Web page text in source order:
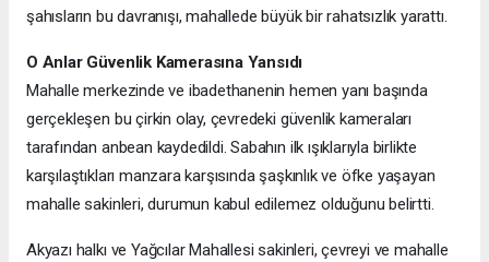
şahısların bu davranışı, mahallede büyük bir rahatsızlık yarattı.
O Anlar Güvenlik Kamerasına Yansıdı
Mahalle merkezinde ve ibadethanenin hemen yanı başında
gerçekleşen bu çirkin olay, çevredeki güvenlik kameraları
tarafından anbean kaydedildi. Sabahın ilk ışıklarıyla birlikte
karşılaştıkları manzara karşısında şaşkınlık ve öfke yaşayan
mahalle sakinleri, durumun kabul edilemez olduğunu belirtti.
Akyazı halkı ve Yağcılar Mahallesi sakinleri, çevreyi ve mahalle